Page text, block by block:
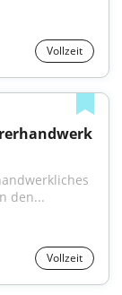
Vollzeit
den...
Vollzeit